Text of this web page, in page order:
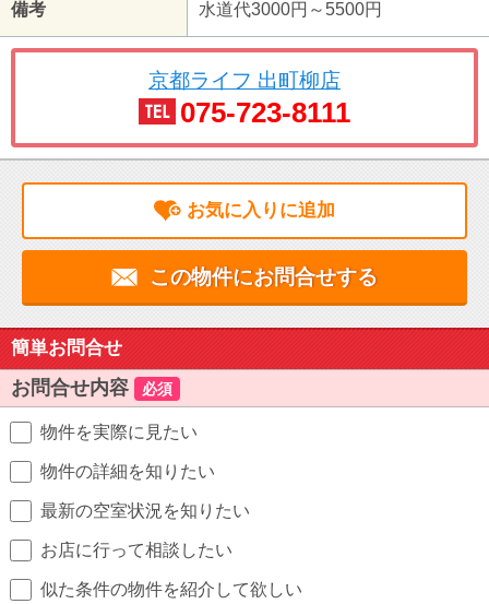
備考 水道代3000円～5500円
京都ライフ 出町柳店
075-723-8111
お気に入りに追加
この物件にお問合せする
簡単お問合せ